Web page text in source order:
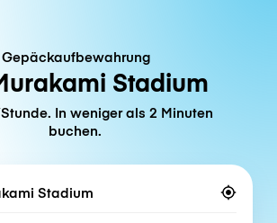
Gepäckaufbewahrung
Stadium
In weniger als 2 Minuten
buchen.